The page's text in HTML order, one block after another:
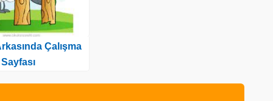
Çalışma
Sayfası